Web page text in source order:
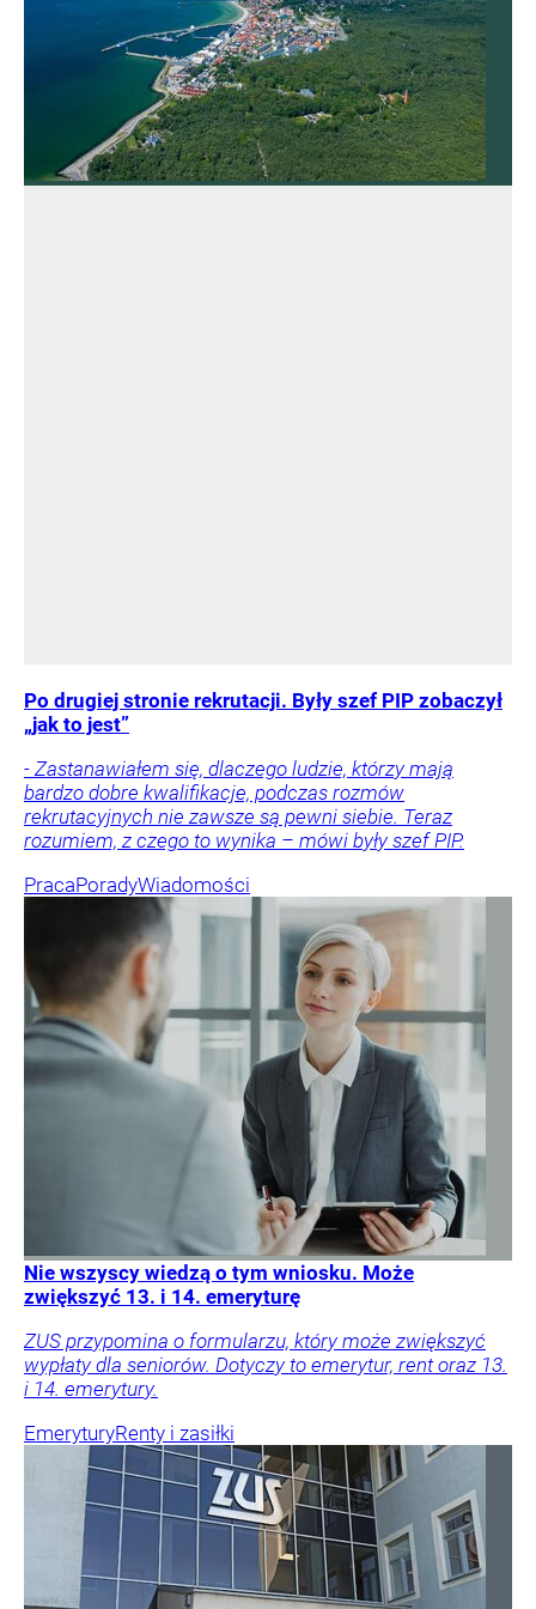
Po drugiej stronie rekrutacji. Były szef PIP zobaczył
„jak to jest”
- Zastanawiałem się, dlaczego ludzie, którzy mają
bardzo dobre kwalifikacje, podczas rozmów
rekrutacyjnych nie zawsze są pewni siebie. Teraz
rozumiem, z czego to wynika – mówi były szef PIP.
PracaPoradyWiadomości
Nie wszyscy wiedzą o tym wniosku. Może
zwiększyć 13. i 14. emeryturę
ZUS przypomina o formularzu, który może zwiększyć
wypłaty dla seniorów. Dotyczy to emerytur, rent oraz 13.
i 14. emerytury.
EmeryturyRenty i zasiłki